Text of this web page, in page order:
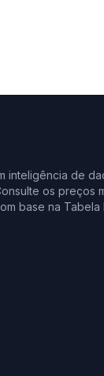
inteligência de
os preços
base na Tabela